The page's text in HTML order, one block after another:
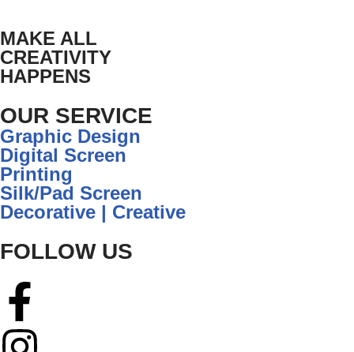
MAKE ALL
CREATIVITY
HAPPENS
OUR SERVICE
Graphic Design
Digital Screen
Printing
Silk/Pad Screen
Decorative | Creative
FOLLOW US